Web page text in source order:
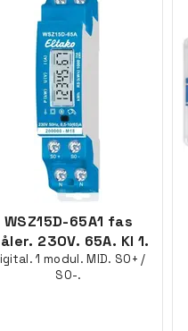
WSZ15D-65A1 fas
230V. 65A. Kl 1.
1 modul. MID. SO+ /
SO-.